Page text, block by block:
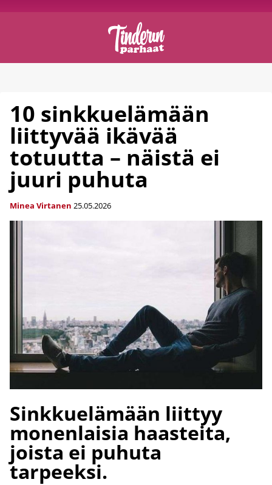
10 sinkkuelämään
liittyvää ikävää
totuutta – näistä ei
juuri puhuta
Minea Virtanen 25.05.2026
Sinkkuelämään liittyy
monenlaisia haasteita,
joista ei puhuta
tarpeeksi.